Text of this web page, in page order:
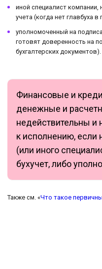
иной специалист
учета (когда нет главбуха в
уполномоченный на
готовят доверенность на
бухгалтерских документов).
Финансовые и
денежные и
недействительны
к исполнению, если
(или иного
бухучет, либо
Также см. «Что такое